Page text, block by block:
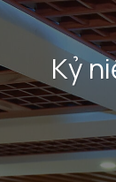
Kỷ